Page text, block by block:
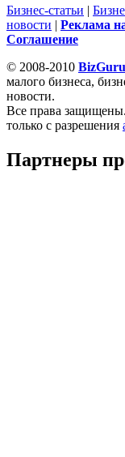
Бизнес-статьи |
новости | Реклама
Cоглашение
© 2008-2010
малого бизнеса,
новости.
Все права защищены.
только с разрешения
Партнеры